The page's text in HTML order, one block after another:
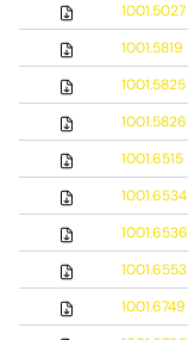
1001.5027
1001.5819
1001.5825
1001.5826
1001.6515
1001.6534
1001.6536
1001.6553
1001.6749